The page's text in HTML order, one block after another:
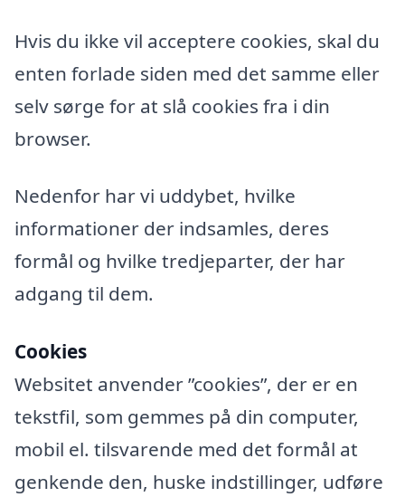
Hvis du ikke vil acceptere cookies, skal du
enten forlade siden med det samme eller
selv sørge for at slå cookies fra i din
browser.
Nedenfor har vi uddybet, hvilke
informationer der indsamles, deres
formål og hvilke tredjeparter, der har
adgang til dem.
Cookies
Websitet anvender ”cookies”, der er en
tekstfil, som gemmes på din computer,
mobil el. tilsvarende med det formål at
genkende den, huske indstillinger, udføre